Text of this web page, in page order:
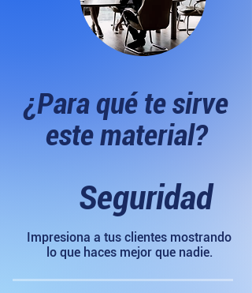
¿Para qué te sirve
este material?
Seguridad
Impresiona a tus clientes mostrando
lo que haces mejor que nadie.